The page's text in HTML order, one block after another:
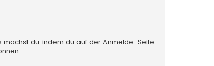
machst du, indem du auf der Anmelde-Seite